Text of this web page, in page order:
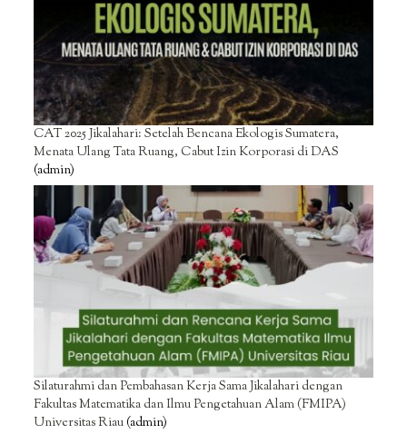
CAT 2025 Jikalahari: Setelah Bencana Ekologis Sumatera,
Menata Ulang Tata Ruang, Cabut Izin Korporasi di DAS
(admin)
Silaturahmi dan Pembahasan Kerja Sama Jikalahari dengan
Fakultas Matematika dan Ilmu Pengetahuan Alam (FMIPA)
Universitas Riau(admin)